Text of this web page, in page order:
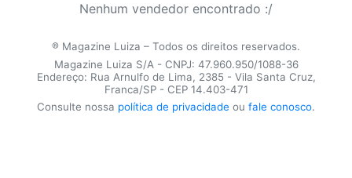
Nenhum vendedor encontrado :/
® Magazine Luiza – Todos os direitos reservados.
Magazine Luiza S/A - CNPJ: 47.960.950/1088-36
Endereço: Rua Arnulfo de Lima, 2385 - Vila Santa Cruz,
Franca/SP - CEP 14.403-471
Consulte nossa política de privacidade ou fale conosco.